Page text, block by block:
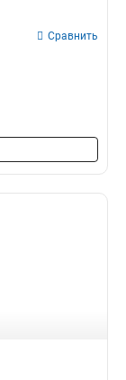
Сравнить